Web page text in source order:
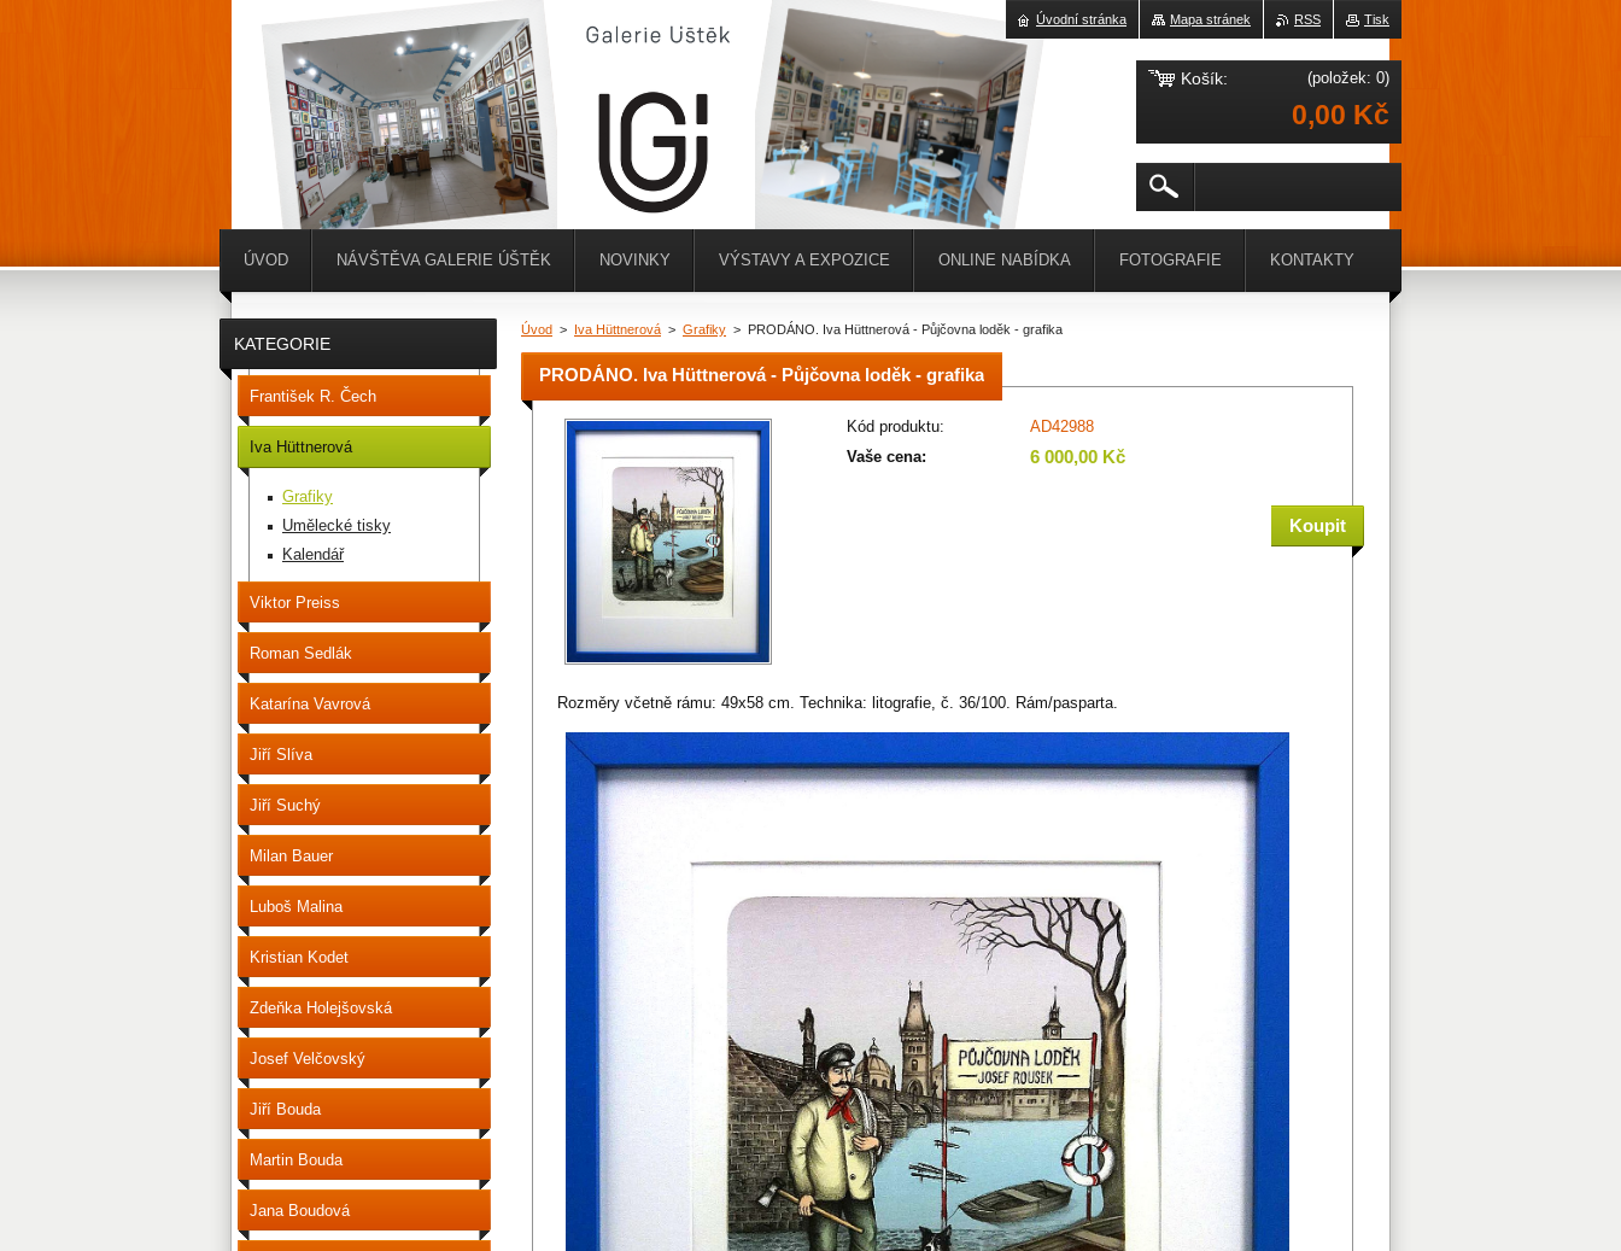
Úvod > Iva Hüttnerová > Grafiky > PRODÁNO. Iva Hüttnerová - Půjčovna loděk - grafika
PRODÁNO. Iva Hüttnerová - Půjčovna loděk - grafika
Kód produktu:
AD42988
Vaše cena:
6 000,00 Kč
Rozměry včetně rámu: 49x58 cm. Technika: litografie, č. 36/100. Rám/pasparta.
KATEGORIE
František R. Čech
Iva Hüttnerová
Grafiky
Umělecké tisky
Kalendář
Viktor Preiss
Roman Sedlák
Katarína Vavrová
Jiří Slíva
Jiří Suchý
Milan Bauer
Luboš Malina
Kristian Kodet
Zdeňka Holejšovská
Josef Velčovský
Jiří Bouda
Martin Bouda
Jana Boudová
ÚVOD NÁVŠTĚVA GALERIE ÚŠTĚK NOVINKY VÝSTAVY A EXPOZICE ONLINE NABÍDKA FOTOGRAFIE KONTAKTY
Tisk
RSS
Mapa stránek
Úvodní stránka
Košík: (položek: 0)
0,00 Kč